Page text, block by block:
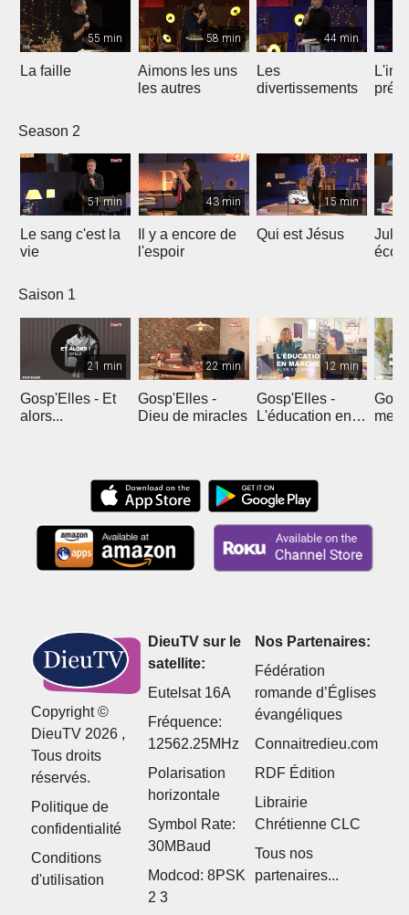
55 min
La faille
58 min
Aimons les uns
les autres
44 min
Les
divertissements
Season 2
51 min
Le sang c'est la
vie
43 min
Il y a encore de
l'espoir
15 min
Qui est Jésus
Saison 1
21 min
Gosp'Elles - Et
alors...
22 min
Gosp'Elles -
Dieu de miracles
12 min
Gosp'Elles -
L'éducation en
mes
Copyright ©
DieuTV 2026 ,
Tous droits
réservés.
Politique de
confidentialité
Conditions
d'utilisation
DieuTV sur le
satellite:
Eutelsat 16A
Fréquence:
12562.25MHz
Polarisation
horizontale
Symbol Rate:
30MBaud
Modcod: 8PSK
2 3
Nos Partenaires:
Fédération
romande d’Églises
évangéliques
Connaitredieu.com
RDF Édition
Librairie
Chrétienne CLC
Tous nos
partenaires...